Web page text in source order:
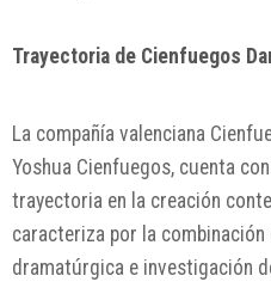
Trayectoria de Cienfuegos
La compañía valenciana
Yoshua Cienfuegos, cuenta
trayectoria en la creación
caracteriza por la
dramatúrgica e investigación